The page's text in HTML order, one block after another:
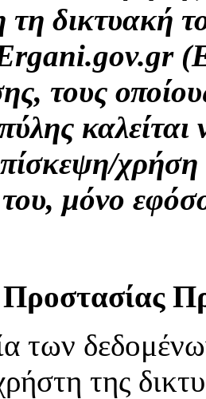
τη δικτυακή
τους
μόνο
των
της